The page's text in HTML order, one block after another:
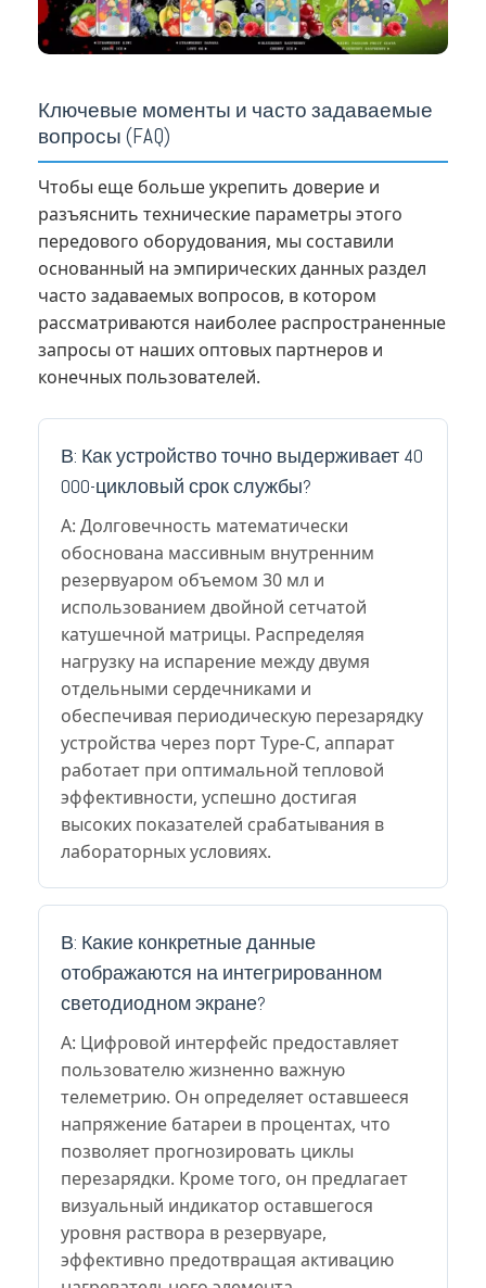
Ключевые моменты и часто задаваемые
вопросы (FAQ)
Чтобы еще больше укрепить доверие и
разъяснить технические параметры этого
передового оборудования, мы составили
основанный на эмпирических данных раздел
часто задаваемых вопросов, в котором
рассматриваются наиболее распространенные
запросы от наших оптовых партнеров и
конечных пользователей.
В: Как устройство точно выдерживает 40
000-цикловый срок службы?
A: Долговечность математически
обоснована массивным внутренним
резервуаром объемом 30 мл и
использованием двойной сетчатой
катушечной матрицы. Распределяя
нагрузку на испарение между двумя
отдельными сердечниками и
обеспечивая периодическую перезарядку
устройства через порт Type-C, аппарат
работает при оптимальной тепловой
эффективности, успешно достигая
высоких показателей срабатывания в
лабораторных условиях.
В: Какие конкретные данные
отображаются на интегрированном
светодиодном экране?
A: Цифровой интерфейс предоставляет
пользователю жизненно важную
телеметрию. Он определяет оставшееся
напряжение батареи в процентах, что
позволяет прогнозировать циклы
перезарядки. Кроме того, он предлагает
визуальный индикатор оставшегося
уровня раствора в резервуаре,
эффективно предотвращая активацию